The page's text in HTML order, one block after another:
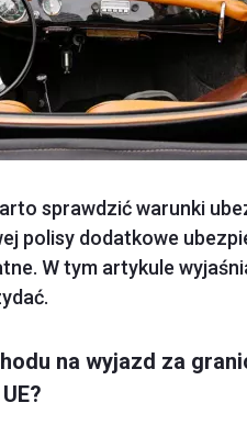
sprawdzić warunki
polisy dodatkowe
W tym artykule
na wyjazd za